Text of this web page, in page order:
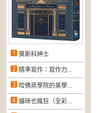
莫斯科紳士
精準寫作：寫作力...
哈佛商學院的美學...
貓咪也瘋狂（全彩...